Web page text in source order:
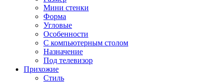
Мини стенки
Форма
Угловые
Особенности
С компьютерным столом
Назначение
Под телевизор
Прихожие
Стиль